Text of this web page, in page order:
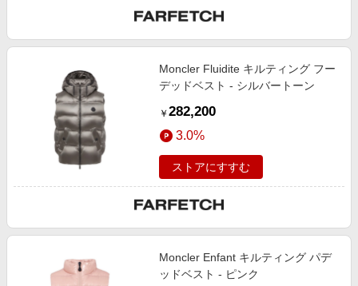
Moncler Fluidite キルティング フー
デッドベスト - シルバートーン
￥ 282,200
3.0%
ストアにすすむ
Moncler Enfant キルティング パデ
ッドベスト - ピンク